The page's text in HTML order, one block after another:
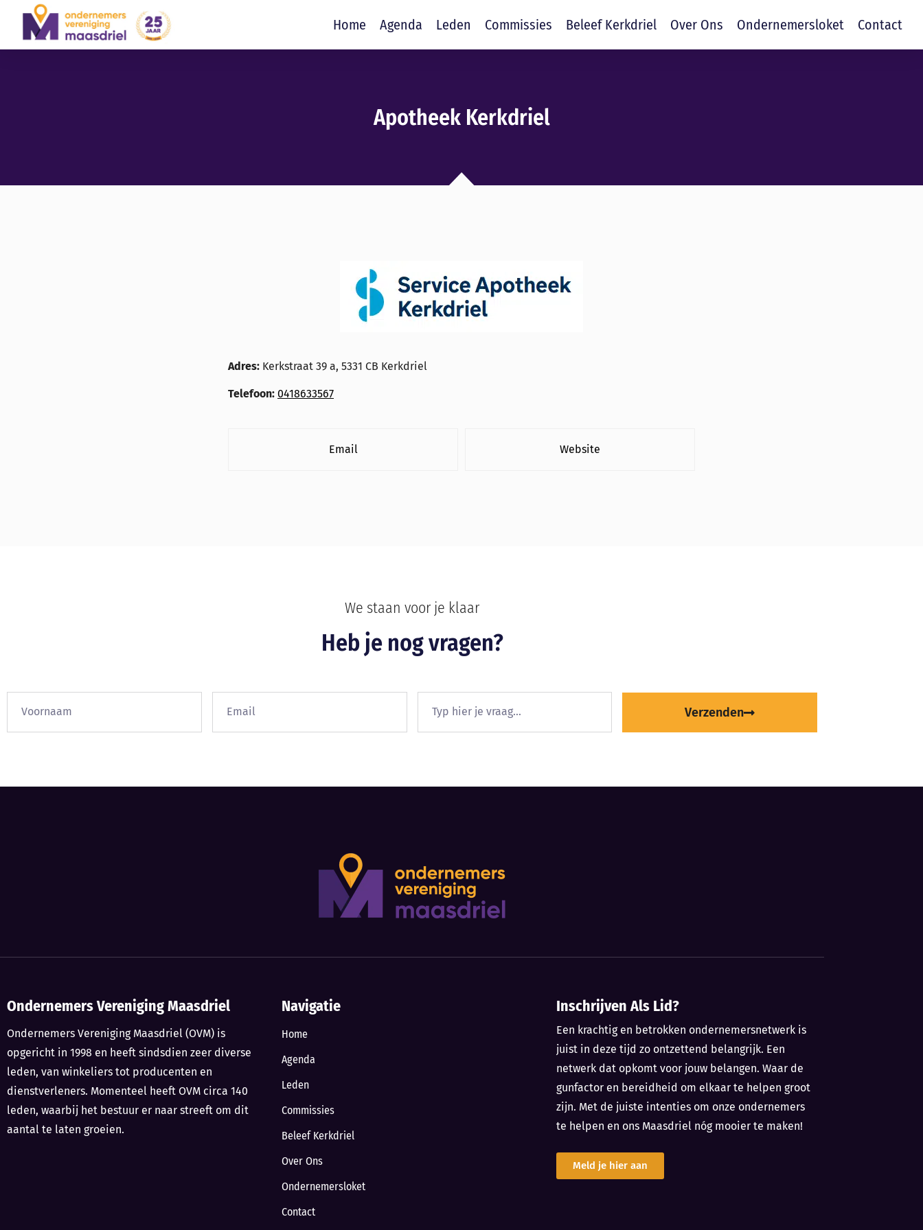
Home Agenda Leden Commissies Beleef Kerkdriel Over Ons Ondernemersloket Contact
Apotheek Kerkdriel
Adres: Kerkstraat 39 a, 5331 CB Kerkdriel
Telefoon: 0418633567
Email Website
We staan voor je klaar
Heb je nog vragen?
Verzenden
Ondernemers Vereniging Maasdriel
Ondernemers Vereniging Maasdriel (OVM) is
opgericht in 1998 en heeft sindsdien zeer diverse
leden, van winkeliers tot producenten en
dienstverleners. Momenteel heeft OVM circa 140
leden, waarbij het bestuur er naar streeft om dit
aantal te laten groeien.
Navigatie
Home
Agenda
Leden
Commissies
Beleef Kerkdriel
Over Ons
Ondernemersloket
Contact
Inschrijven Als Lid?
Een krachtig en betrokken ondernemersnetwerk is
juist in deze tijd zo ontzettend belangrijk. Een
netwerk dat opkomt voor jouw belangen. Waar de
gunfactor en bereidheid om elkaar te helpen groot
zijn. Met de juiste intenties om onze ondernemers
te helpen en ons Maasdriel nóg mooier te maken!
Meld je hier aan